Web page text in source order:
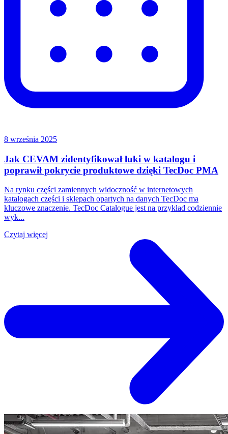
8 września 2025
Jak CEVAM zidentyfikował luki w katalogu i
poprawił pokrycie produktowe dzięki TecDoc PMA
Na rynku części zamiennych widoczność w internetowych
katalogach części i sklepach opartych na danych TecDoc ma
kluczowe znaczenie. TecDoc Catalogue jest na przykład codziennie
wyk...
Czytaj więcej